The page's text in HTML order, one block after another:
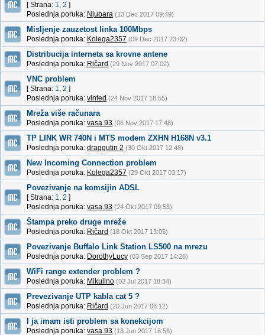
[ Strana: 1, 2 ]
Poslednja poruka: Njubara (13 Dec 2017 09:49)
Misljenje zauzetost linka 100Mbps
Poslednja poruka: Kolega2357 (09 Dec 2017 23:02)
Distribucija interneta sa krovne antene
Poslednja poruka: Ričard (29 Nov 2017 07:02)
VNC problem
[ Strana: 1, 2 ]
Poslednja poruka: vinted (24 Nov 2017 18:55)
Mreža više računara
Poslednja poruka: vasa.93 (06 Nov 2017 17:48)
TP LINK WR 740N i MTS modem ZXHN H168N v3.1
Poslednja poruka: draggutin 2 (30 Okt 2017 12:48)
New Incoming Connection problem
Poslednja poruka: Kolega2357 (29 Okt 2017 03:17)
Povezivanje na komsijin ADSL
[ Strana: 1, 2 ]
Poslednja poruka: vasa.93 (24 Okt 2017 09:53)
Štampa preko druge mreže
Poslednja poruka: Ričard (18 Okt 2017 13:05)
Povezivanje Buffalo Link Station LS500 na mrezu
Poslednja poruka: DorothyLucy (03 Sep 2017 14:28)
WiFi range extender problem ?
Poslednja poruka: Mikulino (02 Jul 2017 18:34)
Prevezivanje UTP kabla cat 5 ?
Poslednja poruka: Ričard (20 Jun 2017 06:12)
I ja imam isti problem sa konekcijom
Poslednja poruka: vasa.93 (18 Jun 2017 16:56)